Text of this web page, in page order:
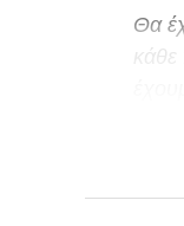
Θα